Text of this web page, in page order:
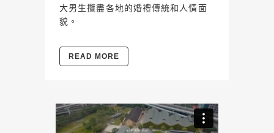
大男生攬盡各地的婚禮傳統和人情面
貌。
READ MORE